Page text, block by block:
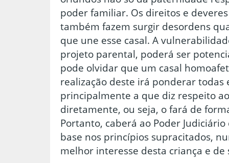
poder familiar. Os direitos e
também fazem surgir desordens
que une esse casal. A
projeto parental, poderá ser
pode olvidar que um casal
realização deste irá ponderar todas
principalmente a que diz respeito
diretamente, ou seja, o fará de
Portanto, caberá ao Poder
base nos princípios supracitados,
melhor interesse desta criança e